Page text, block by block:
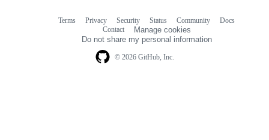
© 2026 GitHub, Inc.
Terms Privacy Security Status Community
Docs
Contact
Manage cookies
Do not share my personal information